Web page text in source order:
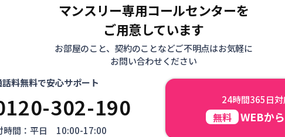
マンスリー専用コールセンターを
ご用意しています
お部屋のこと、契約のことなどご不明点はお気軽に
お問い合わせください
話料無料で安心サポート
302-190
時間：平日 10:00-17:00
24時間365日
無料 WEBか